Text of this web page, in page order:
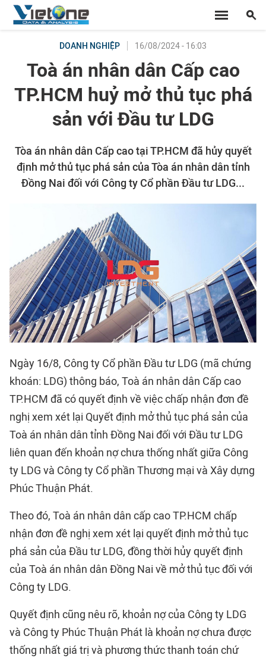
DOANH NGHIỆP 16/08/2024 - 16:03
Toà án nhân dân Cấp cao
TP.HCM huỷ mở thủ tục phá
sản với Đầu tư LDG
Tòa án nhân dân Cấp cao tại TP.HCM đã hủy quyết
định mở thủ tục phá sản của Tòa án nhân dân tỉnh
Đồng Nai đối với Công ty Cổ phần Đầu tư LDG...
Ngày 16/8, Công ty Cổ phần Đầu tư LDG (mã chứng
khoán: LDG) thông báo, Toà án nhân dân Cấp cao
TP.HCM đã có quyết định về việc chấp nhận đơn đề
nghị xem xét lại Quyết định mở thủ tục phá sản của
Toà án nhân dân tỉnh Đồng Nai đối với Đầu tư LDG
liên quan đến khoản nợ chưa thống nhất giữa Công
ty LDG và Công ty Cổ phần Thương mại và Xây dựng
Phúc Thuận Phát.
Theo đó, Toà án nhân dân cấp cao TP.HCM chấp
nhận đơn đề nghị xem xét lại quyết định mở thủ tục
phá sản của Đầu tư LDG, đồng thời hủy quyết định
của Toà án nhân dân Đồng Nai về mở thủ tục đối với
Công ty LDG.
Quyết định cũng nêu rõ, khoản nợ của Công ty LDG
và Công ty Phúc Thuận Phát là khoản nợ chưa được
thống nhất giá trị và phương thức thanh toán chứ